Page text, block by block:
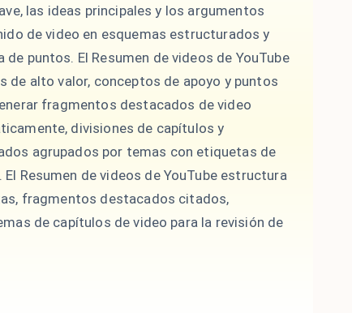
las ideas principales y los argumentos
de video en esquemas estructurados y
puntos. El Resumen de videos de YouTube
de alto valor, conceptos de apoyo y puntos
fragmentos destacados de video
divisiones de capítulos y
agrupados por temas con etiquetas de
Resumen de videos de YouTube estructura
fragmentos destacados citados,
de capítulos de video para la revisión de